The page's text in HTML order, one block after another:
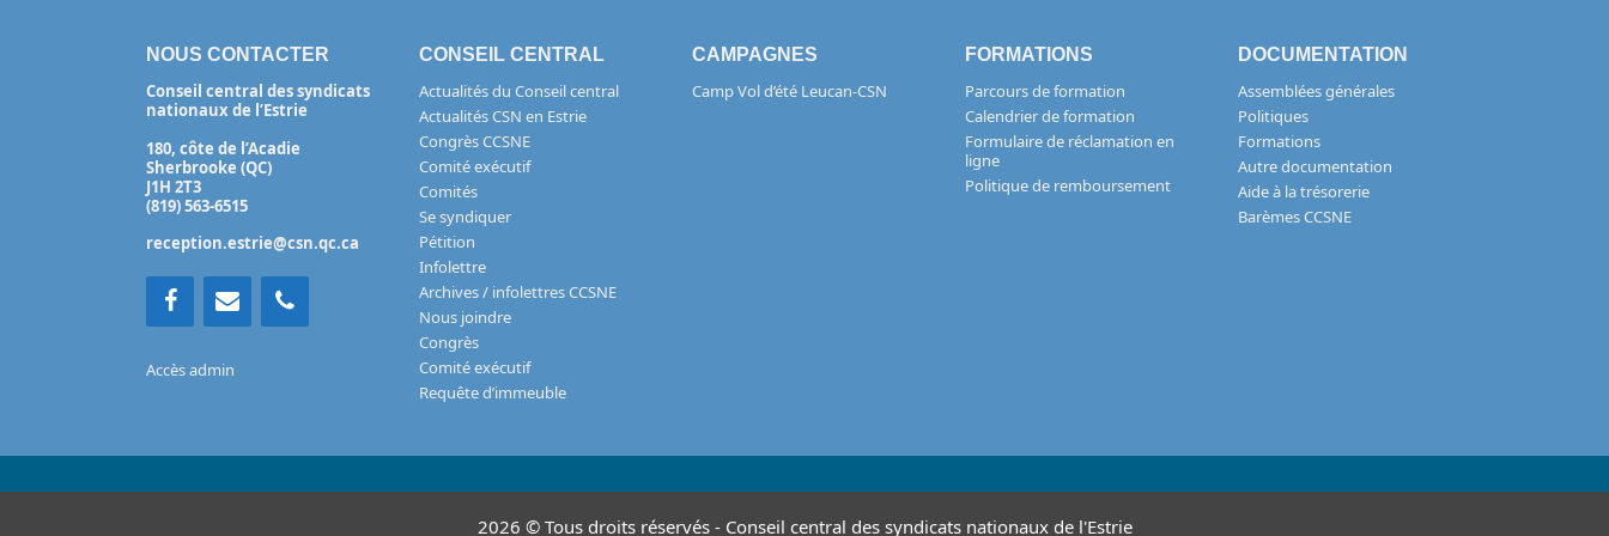
NOUS CONTACTER
Conseil central des syndicats
nationaux de l’Estrie
180, côte de l’Acadie
Sherbrooke (QC)
J1H 2T3
(819) 563-6515
reception.estrie@csn.qc.ca
Accès admin
CONSEIL CENTRAL
Actualités du Conseil central
Actualités CSN en Estrie
Congrès CCSNE
Comité exécutif
Comités
Se syndiquer
Pétition
Infolettre
Archives / infolettres CCSNE
Nous joindre
Congrès
Comité exécutif
Requête d’immeuble
CAMPAGNES
Camp Vol d’été Leucan-CSN
FORMATIONS
Parcours de formation
Calendrier de formation
Formulaire de réclamation en
ligne
Politique de remboursement
DOCUMENTATION
Assemblées générales
Politiques
Formations
Autre documentation
Aide à la trésorerie
Barèmes CCSNE
2026 © Tous droits réservés - Conseil central des syndicats nationaux de l'Estrie